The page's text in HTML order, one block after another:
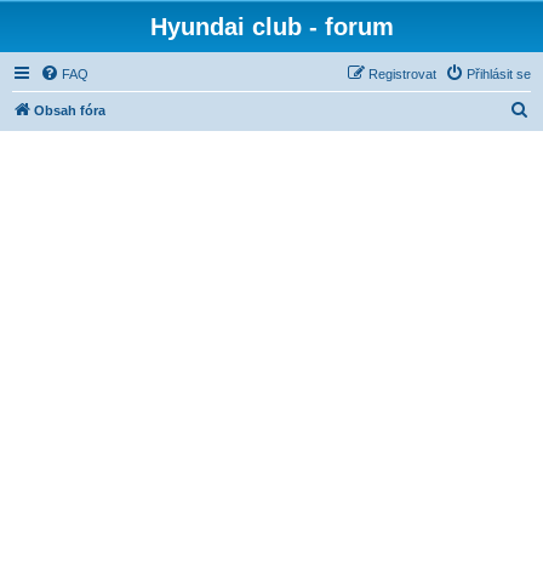
Hyundai club - forum
FAQ Přihlásit se
Registrovat
Obsah fóra